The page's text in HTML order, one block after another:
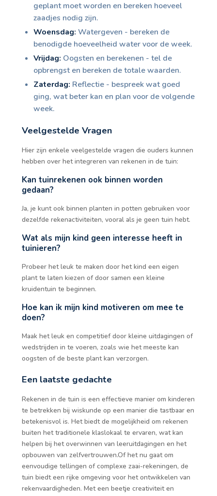
geplant moet worden en bereken hoeveel
zaadjes nodig zijn.
Woensdag: Watergeven - bereken de
benodigde hoeveelheid water voor de week.
Vrijdag: Oogsten en berekenen - tel de
opbrengst en bereken de totale waarden.
Zaterdag: Reflectie - bespreek wat goed
ging, wat beter kan en plan voor de volgende
week.
Veelgestelde Vragen
Hier zijn enkele veelgestelde vragen die ouders kunnen
hebben over het integreren van rekenen in de tuin:
Kan tuinrekenen ook binnen worden
gedaan?
Ja, je kunt ook binnen planten in potten gebruiken voor
dezelfde rekenactiviteiten, vooral als je geen tuin hebt.
Wat als mijn kind geen interesse heeft in
tuinieren?
Probeer het leuk te maken door het kind een eigen
plant te laten kiezen of door samen een kleine
kruidentuin te beginnen.
Hoe kan ik mijn kind motiveren om mee te
doen?
Maak het leuk en competitief door kleine uitdagingen of
wedstrijden in te voeren, zoals wie het meeste kan
oogsten of de beste plant kan verzorgen.
Een laatste gedachte
Rekenen in de tuin is een effectieve manier om kinderen
te betrekken bij wiskunde op een manier die tastbaar en
betekenisvol is. Het biedt de mogelijkheid om rekenen
buiten het traditionele klaslokaal te ervaren, wat kan
helpen bij het overwinnen van leeruitdagingen en het
opbouwen van zelfvertrouwen.Of het nu gaat om
eenvoudige tellingen of complexe zaai-rekeningen, de
tuin biedt een rijke omgeving voor het ontwikkelen van
rekenvaardigheden. Met een beetje creativiteit en